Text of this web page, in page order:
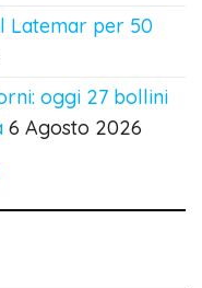
Latemar per 50
oggi 27 bollini
6 Agosto 2026